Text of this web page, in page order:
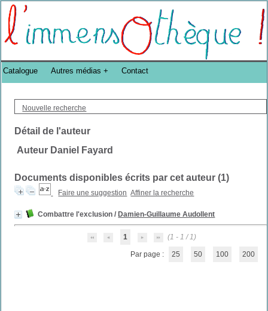
Bibliothèque DoucheFLUX Bibliotheek -->
Nouvelle recherche
Détail de l'auteur
Auteur Daniel Fayard
Documents disponibles écrits par cet auteur (1)
Faire une suggestion Affiner la recherche
Combattre l'exclusion / Damien-Guillaume Audollent
1 (1 - 1 / 1)
Par page : 25 50 100 200
Catalogue Autres médias Contact